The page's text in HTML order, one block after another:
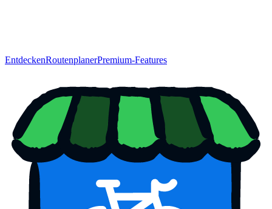
EntdeckenRoutenplanerPremium-Features